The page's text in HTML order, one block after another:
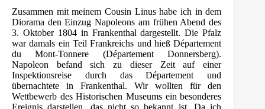
Zusammen mit meinem Cousin Linus habe ich in dem
Diorama den Einzug Napoleons am frühen Abend des
3. Oktober 1804 in Frankenthal dargestellt. Die Pfalz
war damals ein Teil Frankreichs und hieß Département
du Mont-Tonnere (Département Donnersberg).
Napoleon befand sich zu dieser Zeit auf einer
Inspektionsreise durch das Département und
übernachtete in Frankenthal. Wir wollten für den
Wettbewerb des Historischen Museums ein besonderes
Ereignis darstellen, das nicht so bekannt ist. Da ich